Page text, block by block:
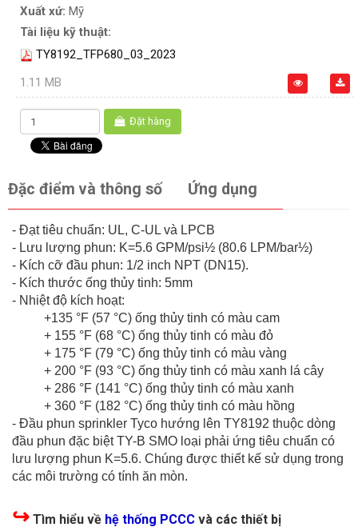
Xuất xứ: Mỹ
Tài liệu kỹ thuật:
TY8192_TFP680_03_2023
1.11 MB
Đặt hàng
Đặc điểm và thông số Ứng dụng
- Đạt tiêu chuẩn: UL, C-UL và LPCB
- Lưu lượng phun: K=5.6 GPM/psi½ (80.6 LPM/bar½)
- Kích cỡ đầu phun: 1/2 inch NPT (DN15).
- Kích thước ống thủy tinh: 5mm
- Nhiệt độ kích hoạt:
+135 °F (57 °C) ống thủy tinh có màu cam
+ 155 °F (68 °C) ống thủy tinh có màu đỏ
+ 175 °F (79 °C) ống thủy tinh có màu vàng
+ 200 °F (93 °C) ống thủy tinh có màu xanh lá cây
+ 286 °F (141 °C) ống thủy tinh có màu xanh
+ 360 °F (182 °C) ống thủy tinh có màu hồng
- Đầu phun sprinkler Tyco hướng lên TY8192 thuộc dòng
đầu phun đặc biệt TY-B SMO loại phải ứng tiêu chuẩn có
lưu lượng phun K=5.6. Chúng được thiết kế sử dụng trong
các môi trường có tính ăn mòn.
↪ Tìm hiểu về hệ thống PCCC và các thiết bị